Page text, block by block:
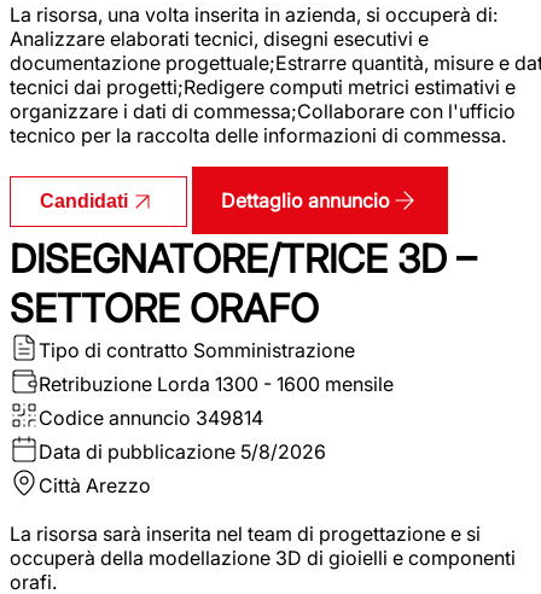
La risorsa, una volta inserita in azienda, si occuperà di:
Analizzare elaborati tecnici, disegni esecutivi e
documentazione progettuale;Estrarre quantità, misure e
tecnici dai progetti;Redigere computi metrici estimativi e
organizzare i dati di commessa;Collaborare con l'ufficio
tecnico per la raccolta delle informazioni di commessa.
Candidati Dettaglio annuncio
DISEGNATORE/TRICE 3D –
SETTORE ORAFO
Tipo di contratto Somministrazione
Retribuzione Lorda 1300 - 1600 mensile
Codice annuncio 349814
Data di pubblicazione 5/8/2026
Città Arezzo
La risorsa sarà inserita nel team di progettazione e si
occuperà della modellazione 3D di gioielli e componenti
orafi.